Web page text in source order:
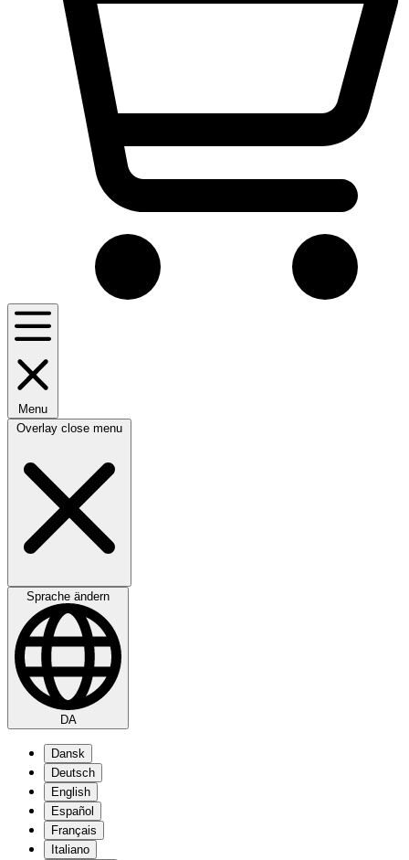
Menu
Overlay close menu
Sprache ändern
DA
Dansk
Deutsch
English
Español
Français
Italiano